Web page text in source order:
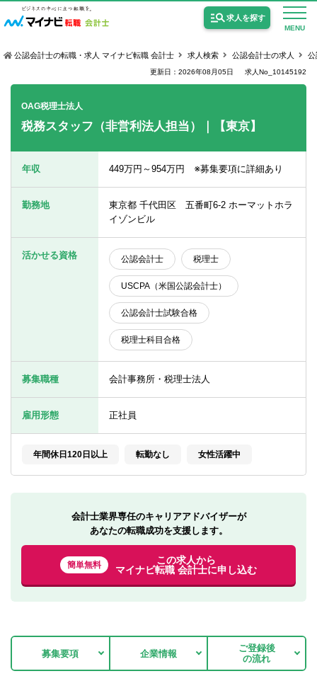
MENU
求人を探す
公認会計士の求人
監査法人の求人
公認会計士試験合格向けの求人
USCPA（米国公認会計士）の求人
女性会計士の転職
個別転職相談会・セミナー
転職お役立ち情報
非公開求人とは？
公認会計士の転職・求人 マイナビ転職 会計士 求人検索 公認会計士の求人 公
更新日：2026年08月05日 求人No_10145192
OAG税理士法人
税務スタッフ（非営利法人担当）｜【東京】
年収 449万円～954万円 ※募集要項に詳細あり
勤務地
東京都 千代田区 五番町6-2 ホーマットホラ
イゾンビル
活かせる資格 公認会計士 税理士
USCPA（米国公認会計士）
公認会計士試験合格
税理士科目合格
募集職種 会計事務所・税理士法人
雇用形態 正社員
年間休日120日以上 転勤なし 女性活躍中
会計士業界専任のキャリアアドバイザーが
あなたの転職成功を支援します。
簡単無料
この求人から
マイナビ転職 会計士に申し込む
募集要項 企業情報
ご登録後
の流れ